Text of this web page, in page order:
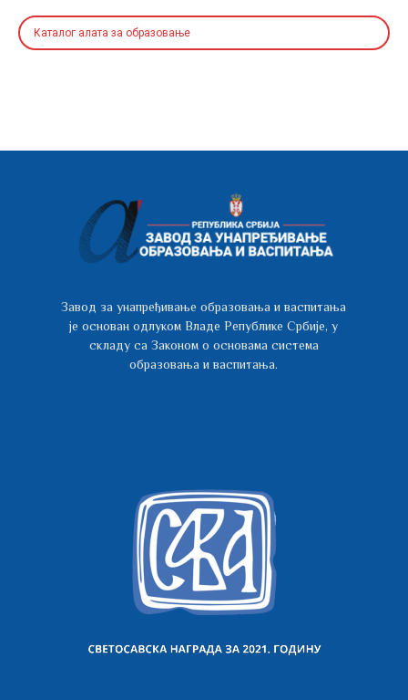
Каталог алата за образовање
Завод за унапређивање образовања и васпитања
је основан одлуком Владе Републике Србије, у
складу са Законом о основама система
образовања и васпитања.